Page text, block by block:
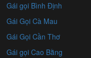
Gái gọi Bình Định
Gái Gọi Cà Mau
Gái Gọi Cần Thơ
Gái gọi Cao Bằng